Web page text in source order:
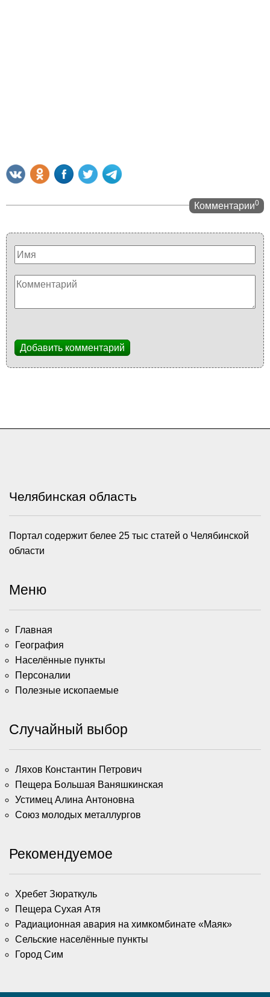
Комментарии0
Добавить комментарий
Челябинская область
Портал содержит белее 25 тыс статей о Челябинской
области
Меню
Главная
География
Населённые пункты
Персоналии
Полезные ископаемые
Случайный выбор
Ляхов Константин Петрович
Пещера Большая Ваняшкинская
Устимец Алина Антоновна
Союз молодых металлургов
Рекомендуемое
Хребет Зюраткуль
Пещера Сухая Атя
Радиационная авария на химкомбинате «Маяк»
Сельские населённые пункты
Город Сим